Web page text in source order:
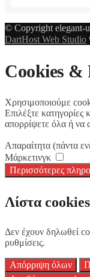
© Copyright elegant-
DartHost Web Studio
Cookies &
Χρησιμοποιούμε
Επιλέξτε
απορρίψετε όλα ή να
Απαραίτητα (πάντα
Μάρκετινγκ
Περισσότερες
Λίστα cookies
Δεν έχουν δηλωθεί
ρυθμίσεις.
Απόρριψη όλων